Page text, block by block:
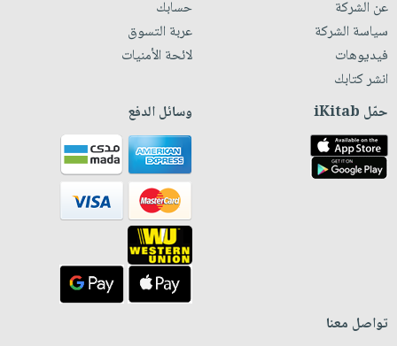
عن الشركة
سياسة الشركة
فيديوهات
انشر كتابك
حسابك
عربة التسوق
لائحة الأمنيات
حمّل iKitab وسائل الدفع
تواصل معنا